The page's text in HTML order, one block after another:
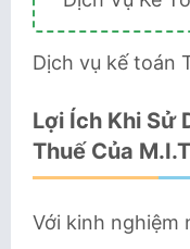
Dịch vụ kế toán
Lợi Ích Khi Sử
Thuế Của
Với kinh nghiệm